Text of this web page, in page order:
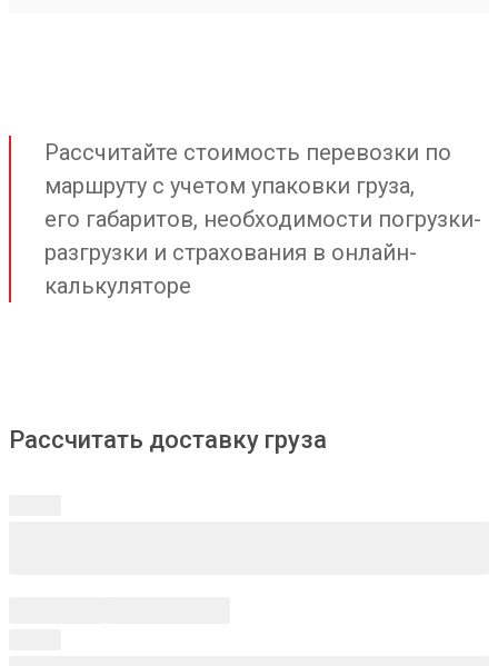
Рассчитайте стоимость перевозки по
маршруту с учетом упаковки груза,
его габаритов, необходимости погрузки-
разгрузки и страхования в онлайн-
калькуляторе
Рассчитать доставку груза